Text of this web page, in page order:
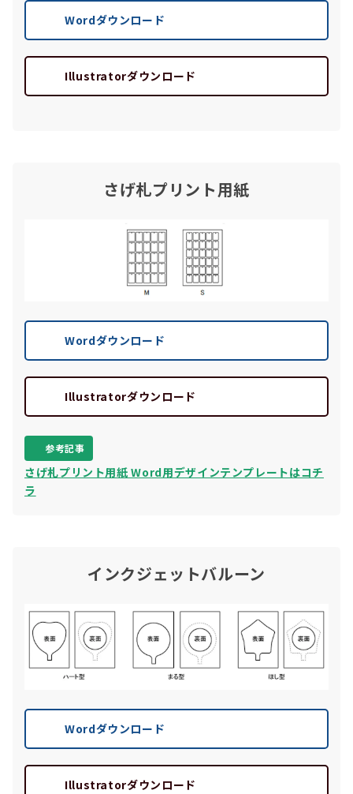
Wordダウンロード
Illustratorダウンロード
さげ札プリント用紙
Wordダウンロード
Illustratorダウンロード
参考記事
さげ札プリント用紙 Word用デザインテンプレートはコチ
ラ
インクジェットバルーン
Wordダウンロード
Illustratorダウンロード